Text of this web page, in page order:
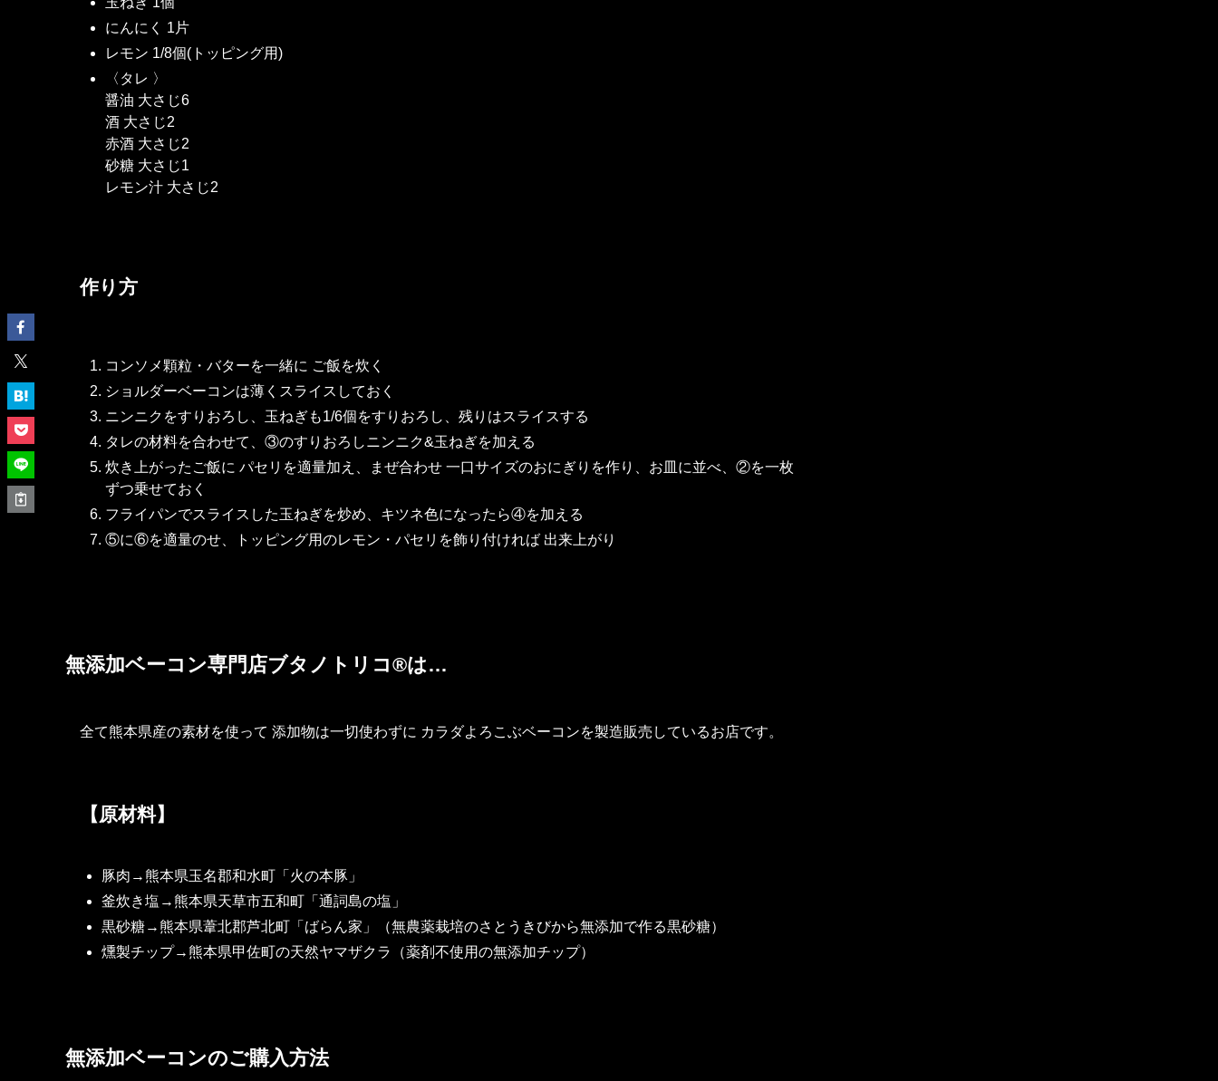
にんにく 1片
レモン 1/8個(トッピング用)
〈タレ 〉
醤油 大さじ6
酒 大さじ2
赤酒 大さじ2
砂糖 大さじ1
レモン汁 大さじ2
作り方
コンソメ顆粒・バターを一緒に ご飯を炊く
ショルダーベーコンは薄くスライスしておく
ニンニクをすりおろし、玉ねぎも1/6個をすりおろし、残りはスライスする
タレの材料を合わせて、③のすりおろしニンニク&玉ねぎを加える
炊き上がったご飯に パセリを適量加え、まぜ合わせ 一口サイズのおにぎりを作り、お皿に並べ、②を一枚
ずつ乗せておく
フライパンでスライスした玉ねぎを炒め、キツネ色になったら④を加える
⑤に⑥を適量のせ、トッピング用のレモン・パセリを飾り付ければ 出来上がり
無添加ベーコン専門店ブタノトリコ®は…
全て熊本県産の素材を使って 添加物は一切使わずに カラダよろこぶベーコンを製造販売しているお店です。
【原材料】
豚肉→熊本県玉名郡和水町「火の本豚」
釜炊き塩→熊本県天草市五和町「通詞島の塩」
黒砂糖→熊本県葦北郡芦北町「ばらん家」（無農薬栽培のさとうきびから無添加で作る黒砂糖）
燻製チップ→熊本県甲佐町の天然ヤマザクラ（薬剤不使用の無添加チップ）
無添加ベーコンのご購入方法